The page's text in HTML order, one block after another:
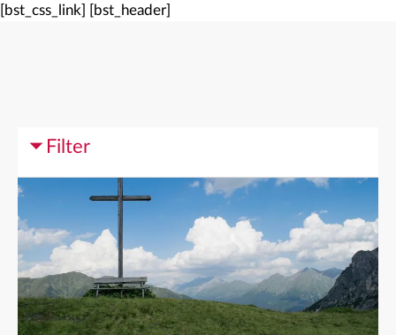
[bst_css_link] [bst_header]
Filter